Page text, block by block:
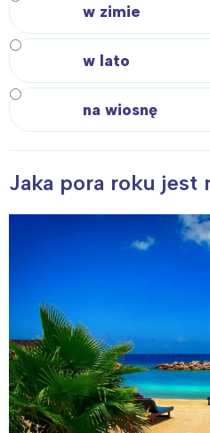
w zimie
w lato
na wiosnę
Jaka pora roku jest